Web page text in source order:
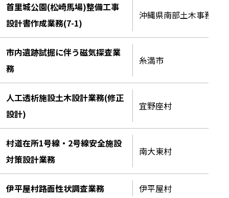
首里城公園(松崎馬場)整備工事
設計書作成業務(7-1)
沖縄県南部土木事務所
市内遺跡試掘に伴う磁気探査業
務
糸満市
人工透析施設土木設計業務(修正
設計)
宜野座村
村道在所1号線・2号線安全施設
対策設計業務
南大東村
伊平屋村路面性状調査業務 伊平屋村